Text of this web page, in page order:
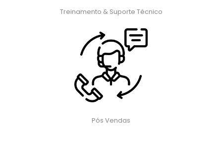
Treinamento & Suporte Técnico
Pós Vendas